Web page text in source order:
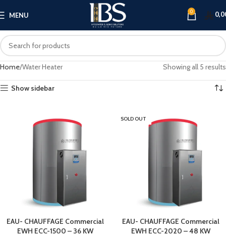
MENU 0
Home Water Heater Showing all 5 results
Show sidebar
EAU- CHAUFFAGE Commercial
EWH ECC-1500 – 36 KW
SOLD OUT
EAU- CHAUFFAGE Commercial
EWH ECC-2020 – 48 KW